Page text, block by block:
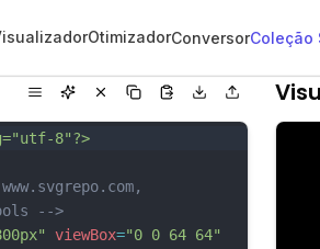
OtimizadorConversorColeção
8"?>
-->
viewBox="0 0 64 64"